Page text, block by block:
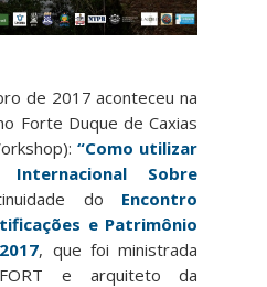
de 2017 aconteceu na
Forte Duque de Caxias
“Como utilizar
Sobre
do Encontro
e Patrimônio
, que foi ministrada
e arquiteto da